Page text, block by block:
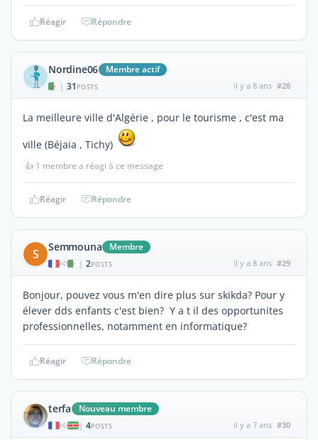
Réagir Répondre
Nordine06 Membre actif
| 31 POSTS il y a 8 ans #28
La meilleure ville d'Algérie , pour le tourisme , c'est ma
ville (Béjaia , Tichy)
👍 1 membre a réagi à ce message
Réagir Répondre
S Semmouna Membre
| 2POSTS il y a 8 ans #29
Bonjour, pouvez vous m'en dire plus sur skikda? Pour y
élever dds enfants c'est bien? Y a t il des opportunites
professionnelles, notamment en informatique?
Réagir Répondre
terfa Nouveau membre
| 4POSTS il y a 7 ans #30